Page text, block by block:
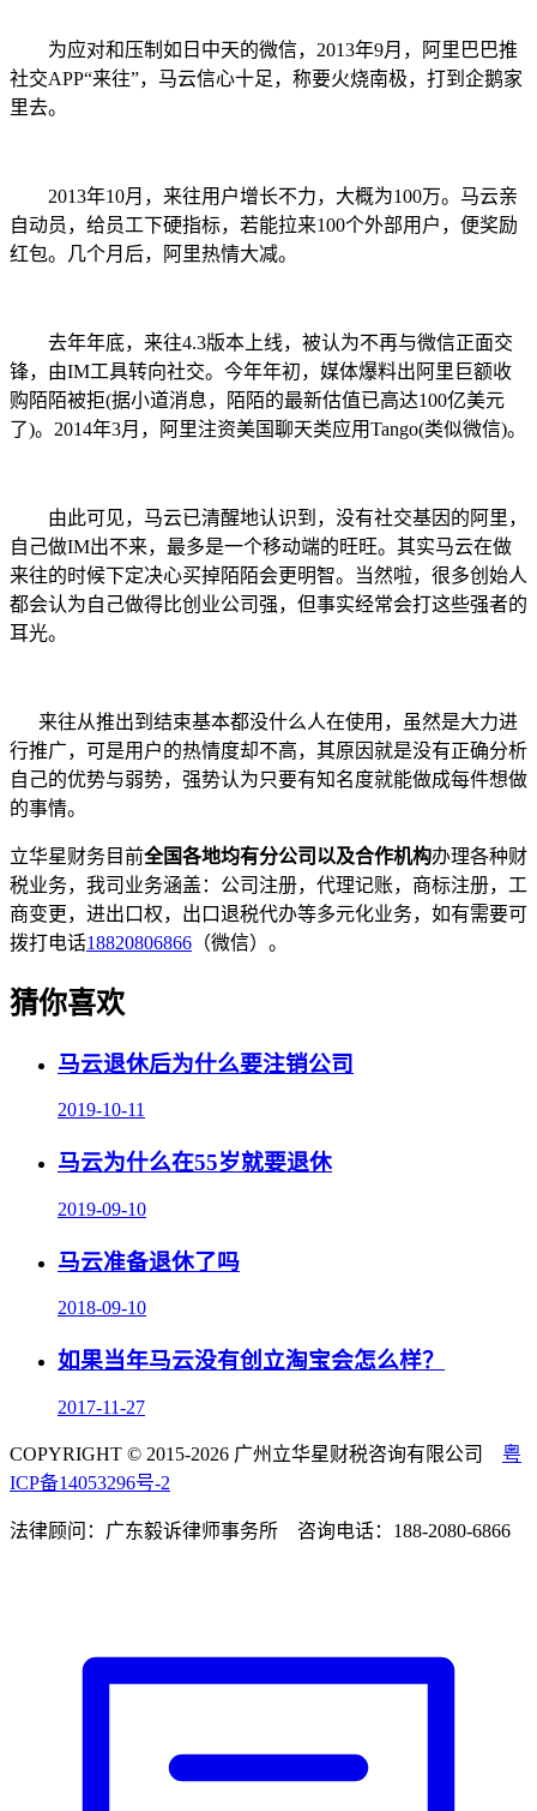
为应对和压制如日中天的微信，2013年9月，阿里巴巴推
社交APP“来往”，马云信心十足，称要火烧南极，打到企鹅家
里去。
2013年10月，来往用户增长不力，大概为100万。马云亲
自动员，给员工下硬指标，若能拉来100个外部用户，便奖励
红包。几个月后，阿里热情大减。
去年年底，来往4.3版本上线，被认为不再与微信正面交
锋，由IM工具转向社交。今年年初，媒体爆料出阿里巨额收
购陌陌被拒(据小道消息，陌陌的最新估值已高达100亿美元
了)。2014年3月，阿里注资美国聊天类应用Tango(类似微信)。
由此可见，马云已清醒地认识到，没有社交基因的阿里，
自己做IM出不来，最多是一个移动端的旺旺。其实马云在做
来往的时候下定决心买掉陌陌会更明智。当然啦，很多创始人
都会认为自己做得比创业公司强，但事实经常会打这些强者的
耳光。
来往从推出到结束基本都没什么人在使用，虽然是大力进
行推广，可是用户的热情度却不高，其原因就是没有正确分析
自己的优势与弱势，强势认为只要有知名度就能做成每件想做
的事情。
立华星财务目前全国各地均有分公司以及合作机构办理各种财
税业务，我司业务涵盖：公司注册，代理记账，商标注册，工
商变更，进出口权，出口退税代办等多元化业务，如有需要可
拨打电话18820806866 （微信）。
猜你喜欢
马云退休后为什么要注销公司
2019-10-11
马云为什么在55岁就要退休
2019-09-10
马云准备退休了吗
2018-09-10
如果当年马云没有创立淘宝会怎么样？
2017-11-27
COPYRIGHT © 2015-2026 广州立华星财税咨询有限公司 粤
ICP备14053296号-2
法律顾问：广东毅诉律师事务所 咨询电话：188-2080-6866